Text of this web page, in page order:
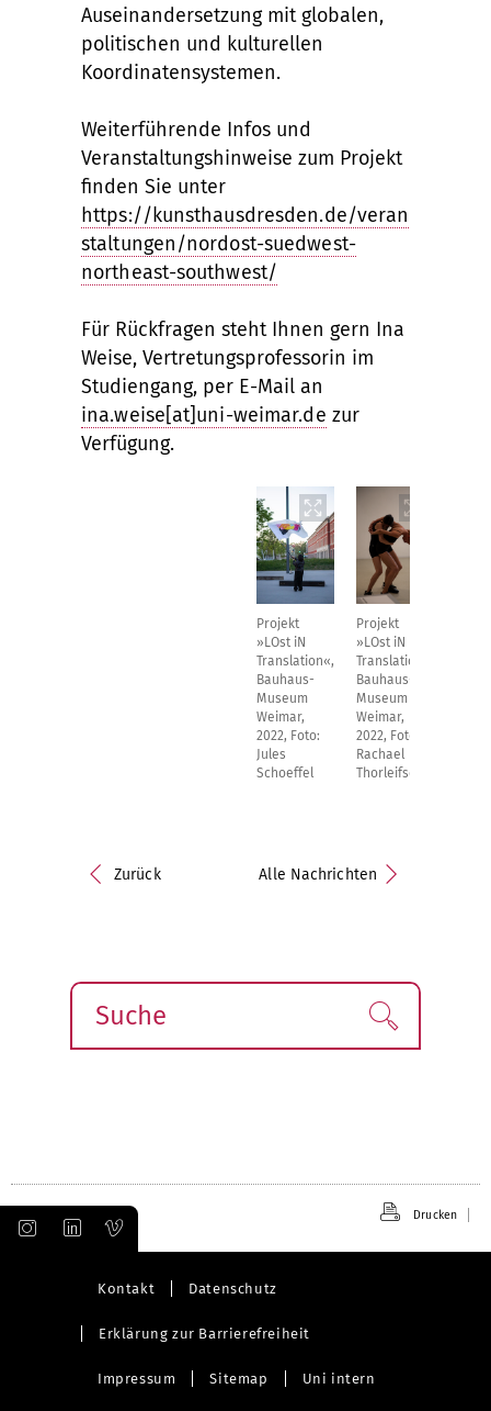
Auseinandersetzung mit globalen,
politischen und kulturellen
Koordinatensystemen.
Weiterführende Infos und
Veranstaltungshinweise zum Projekt
finden Sie unter
https://kunsthausdresden.de/veran
staltungen/nordost-suedwest-
northeast-southwest/
Für Rückfragen steht Ihnen gern Ina
Weise, Vertretungsprofessorin im
Studiengang, per E-Mail an
ina.weise[at]uni-weimar.de zur
Verfügung.
Projekt
»LOst iN
Translation«,
Bauhaus-
Museum
Weimar,
2022, Foto:
Jules
Schoeffel
Projekt
»LOst iN
Translation«,
Bauhaus-
Museum
Weimar,
2022, Foto:
Rachael
Thorleifson
Zurück Alle Nachrichten
Suche Finden!
Drucken
Kontakt Datenschutz
Erklärung zur Barrierefreiheit
Impressum Sitemap Uni intern